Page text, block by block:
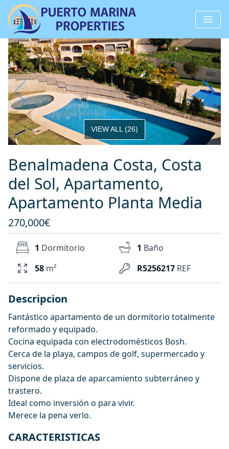
VIEW ALL(26)
Benalmadena Costa, Costa
del Sol, Apartamento,
Apartamento Planta Media
270,000€
R5256217 REF
1 Dormitorio 1 Baño
58 m²
Descripcion
Fantástico apartamento de un dormitorio totalmente
reformado y equipado.
Cocina equipada con electrodomésticos Bosh.
Cerca de la playa, campos de golf, supermercado y
servicios.
Dispone de plaza de aparcamiento subterráneo y
trastero.
Ideal como inversión o para vivir.
Merece la pena verlo.
CARACTERISTICAS